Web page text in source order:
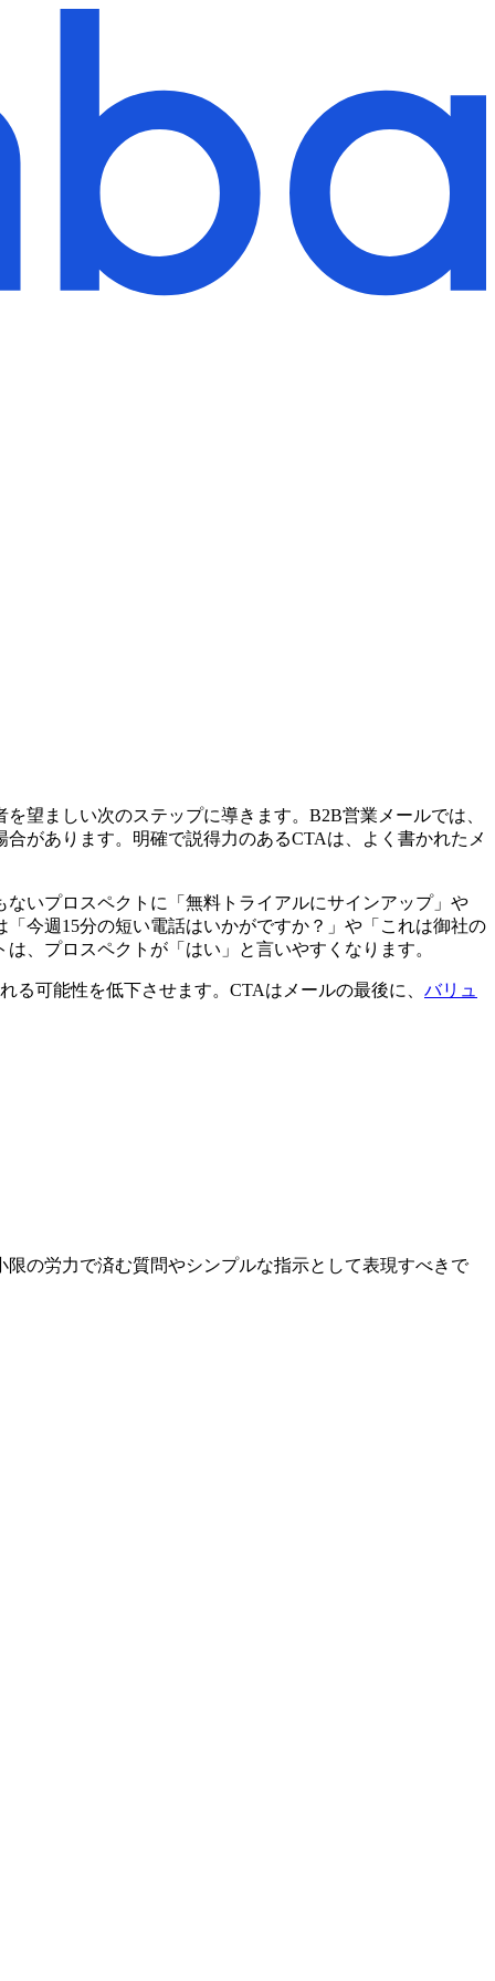
望ましい次のステップに導きます。B2B営業メールでは、
があります。明確で説得力のあるCTAは、よく書かれたメ
いプロスペクトに「無料トライアルにサインアップ」や
今週15分の短い電話はいかがですか？」や「これは御社の
、プロスペクトが「はい」と言いやすくなります。
可能性を低下させます。CTAはメールの最後に、 バリュ
の労力で済む質問やシンプルな指示として表現すべきで